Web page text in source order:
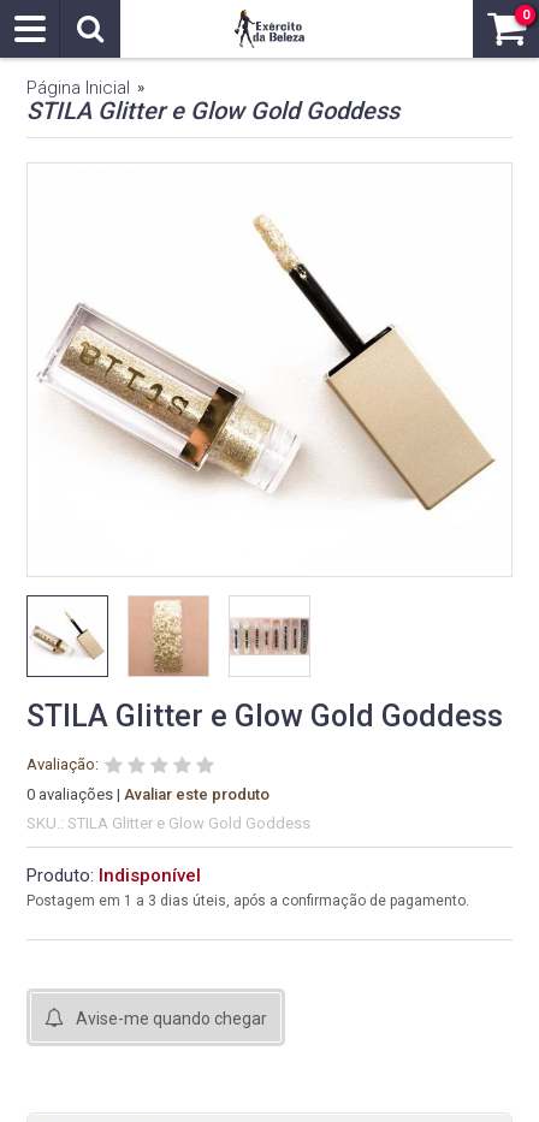
0
Página Inicial »
STILA Glitter e Glow Gold Goddess
STILA Glitter e Glow Gold Goddess
Avaliação:
0 avaliações | Avaliar este produto
SKU.: STILA Glitter e Glow Gold Goddess
Produto: Indisponível
Postagem em 1 a 3 dias úteis, após a confirmação de pagamento.
Avise-me quando chegar